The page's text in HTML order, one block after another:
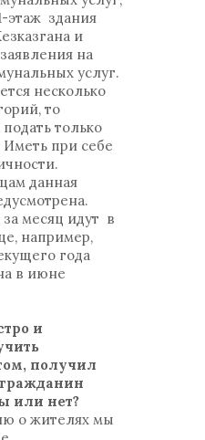
этаж здания
и
на
услуг.
несколько
то
только
при себе
данная
месяц идут в
например,
года
в июне
и
получил
или нет?
о жителях мы